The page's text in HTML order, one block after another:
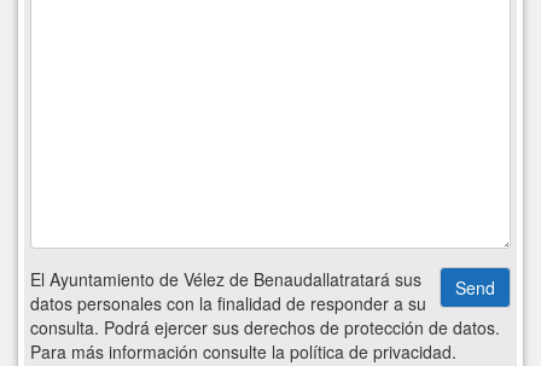
El Ayuntamiento de Vélez de Benaudallatratará sus
datos personales con la finalidad de responder a su
consulta. Podrá ejercer sus derechos de protección de datos.
Para más información consulte la política de privacidad.